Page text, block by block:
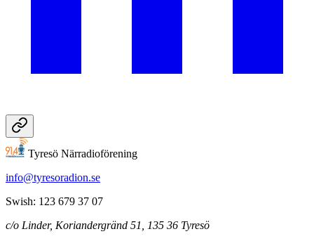
Tyresö Närradioförening
info@tyresoradion.se
Swish: 123 679 37 07
c/o Linder, Koriandergränd 51, 135 36 Tyresö